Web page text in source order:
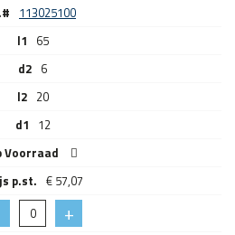
113025100
l1 65
d2 6
l2 20
d1 12
Voorraad
€57,07